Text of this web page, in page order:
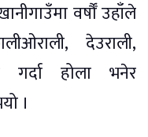
वर्षौँ उहाँले
देउराली,
गर्दा होला भनेर
।